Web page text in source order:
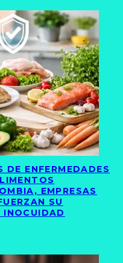
ENFERMEDADES
EMPRESAS
SU
INOCUIDAD